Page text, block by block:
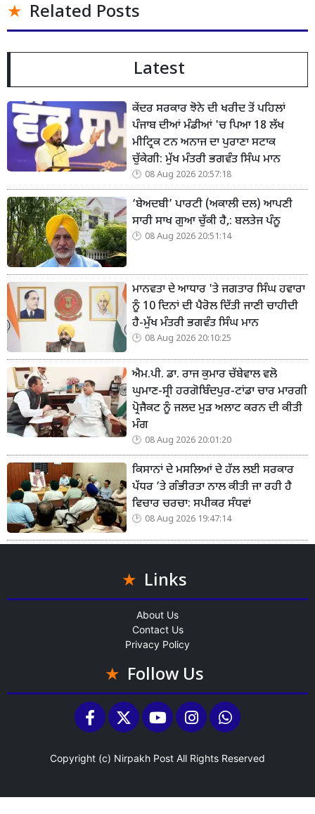
Related Posts
Latest
ਕੇਂਦਰ ਸਰਕਾਰ ਝੋਨੇ ਦੀ ਖਰੀਦ ਤੋਂ ਪਹਿਲਾਂ
ਪੰਜਾਬ ਦੀਆਂ ਮੰਡੀਆਂ 'ਚ ਪਿਆ 18 ਲੱਖ
ਮੀਟ੍ਰਿਕ ਟਨ ਅਨਾਜ ਦਾ ਪੁਰਾਣਾ ਸਟਾਕ
ਚੁੱਕੇਗੀ: ਮੁੱਖ ਮੰਤਰੀ ਭਗਵੰਤ ਸਿੰਘ ਮਾਨ
08 Aug 2026 20:57:18
‘ਬੇਅਦਬੀ’ ਪਾਰਟੀ (ਅਕਾਲੀ ਦਲ) ਆਪਣੀ
ਸਾਰੀ ਸਾਖ ਗੁਆ ਚੁੱਕੀ ਹੈ,: ਬਲਤੇਜ ਪੰਨੂ
08 Aug 2026 20:51:14
ਮਾਨਵਤਾ ਦੇ ਆਧਾਰ 'ਤੇ ਜਗਤਾਰ ਸਿੰਘ ਹਵਾਰਾ
ਨੂੰ 10 ਦਿਨਾਂ ਦੀ ਪੈਰੋਲ ਦਿੱਤੀ ਜਾਣੀ ਚਾਹੀਦੀ
ਹੈ-ਮੁੱਖ ਮੰਤਰੀ ਭਗਵੰਤ ਸਿੰਘ ਮਾਨ
08 Aug 2026 20:10:25
ਐਮ.ਪੀ. ਡਾ. ਰਾਜ ਕੁਮਾਰ ਚੱਬੇਵਾਲ ਵਲੋ
ਘੁਮਾਣ-ਸ੍ਰੀ ਹਰਗੋਬਿੰਦਪੁਰ-ਟਾਂਡਾ ਚਾਰ ਮਾਰਗੀ
ਪ੍ਰੋਜੈਕਟ ਨੂੰ ਜਲਦ ਮੁੜ ਅਲਾਟ ਕਰਨ ਦੀ ਕੀਤੀ
ਮੰਗ
08 Aug 2026 20:01:20
ਕਿਸਾਨਾਂ ਦੇ ਮਸਲਿਆਂ ਦੇ ਹੱਲ ਲਈ ਸਰਕਾਰ
ਪੱਧਰ ’ਤੇ ਗੰਭੀਰਤਾ ਨਾਲ ਕੀਤੀ ਜਾ ਰਹੀ ਹੈ
ਵਿਚਾਰ ਚਰਚਾ: ਸਪੀਕਰ ਸੰਧਵਾਂ
08 Aug 2026 19:47:14
Links
About Us
Contact Us
Privacy Policy
Follow Us
Copyright (c) Nirpakh Post All Rights Reserved